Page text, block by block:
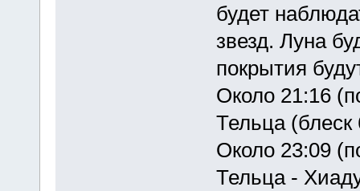
будет
звезд. Луна
покрытия
Около 21:16
Тельца (блеск
Около 23:09
Тельца -